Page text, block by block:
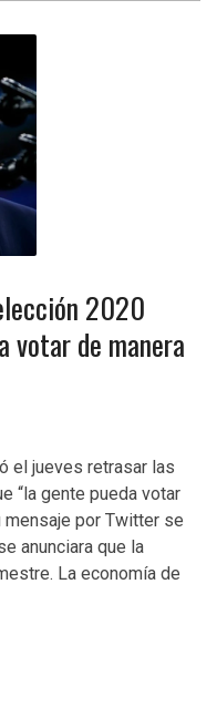
2020
votar de manera
el jueves retrasar las
“la gente pueda votar
mensaje por Twitter se
anunciara que la
La economía de